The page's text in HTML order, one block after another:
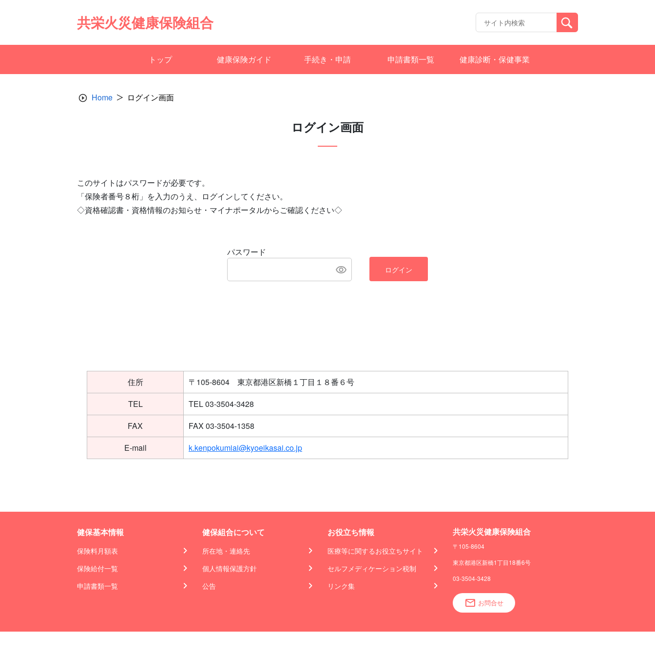
共栄火災健康保険組合
トップ 健康保険ガイド 手続き・申請 申請書類一覧 健康診断・保健事業
Home ログイン画面
ログイン画面
このサイトはパスワードが必要です。
「保険者番号８桁」を入力のうえ、ログインしてください。
◇資格確認書・資格情報のお知らせ・マイナポータルからご確認ください◇
パスワード
ログイン
住所
〒105-8604 東京都港区新橋１丁目１８番６号
TEL
TEL 03-3504-3428
FAX
FAX 03-3504-1358
E-mail
k.kenpokumiai@kyoeikasai.co.jp
健保基本情報
保険料月額表
保険給付一覧
申請書類一覧
健保組合について
所在地・連絡先
個人情報保護方針
公告
お役立ち情報
医療等に関するお役立ちサイト
セルフメディケーション税制
リンク集
共栄火災健康保険組合
〒105-8604
東京都港区新橋1丁目18番6号
03-3504-3428
お問合せ